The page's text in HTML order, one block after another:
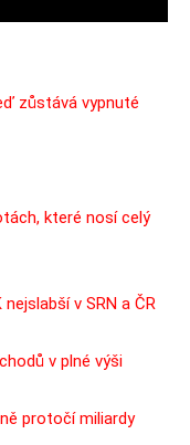
zůstává vypnuté
které nosí celý
v SRN a ČR
v plné výši
protočí miliardy